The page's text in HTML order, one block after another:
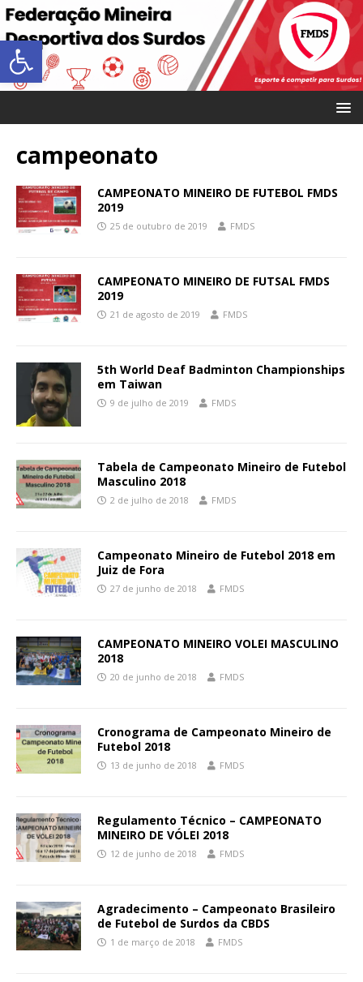
Abrir a barra de ferramentas
campeonato
CAMPEONATO MINEIRO DE FUTEBOL FMDS
2019
25 de outubro de 2019 FMDS
CAMPEONATO MINEIRO DE FUTSAL FMDS
2019
21 de agosto de 2019 FMDS
5th World Deaf Badminton Championships
em Taiwan
9 de julho de 2019 FMDS
Tabela de Campeonato Mineiro de Futebol
Masculino 2018
2 de julho de 2018 FMDS
Campeonato Mineiro de Futebol 2018 em
Juiz de Fora
27 de junho de 2018 FMDS
CAMPEONATO MINEIRO VOLEI MASCULINO
2018
20 de junho de 2018 FMDS
Cronograma de Campeonato Mineiro de
Futebol 2018
13 de junho de 2018 FMDS
Regulamento Técnico – CAMPEONATO
MINEIRO DE VÓLEI 2018
12 de junho de 2018 FMDS
Agradecimento – Campeonato Brasileiro
de Futebol de Surdos da CBDS
1 de março de 2018 FMDS